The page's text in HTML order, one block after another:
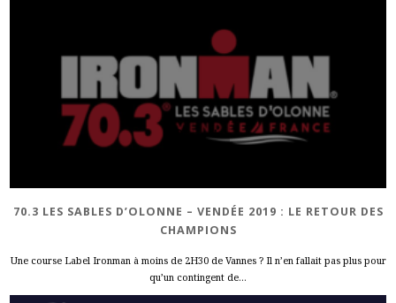
70.3 LES SABLES D’OLONNE – VENDÉE 2019 : LE RETOUR DES
CHAMPIONS
Une course Label Ironman à moins de 2H30 de Vannes ? Il n’en fallait pas plus pour
qu’un contingent de...